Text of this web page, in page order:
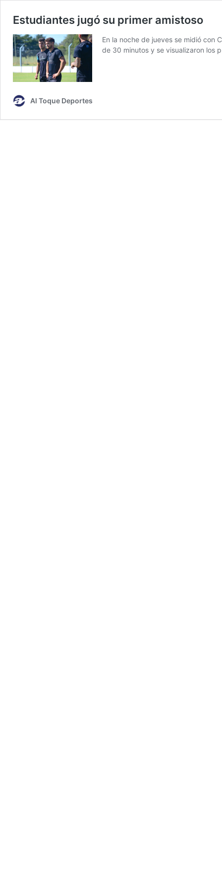
Estudiantes jugó su primer amistoso
En la noche de jueves se midió con
de 30 minutos y se visualizaron los
Al Toque Deportes